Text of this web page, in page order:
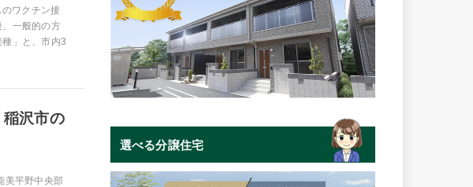
ワクチン接
、一般的の方
」と、市内3
沢市の
美平野中央部
選べる分譲住宅